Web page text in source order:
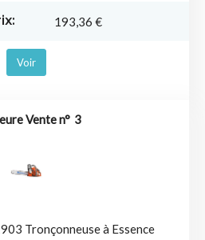
193,36 €
Voir
3
Tronçonneuse à Essence